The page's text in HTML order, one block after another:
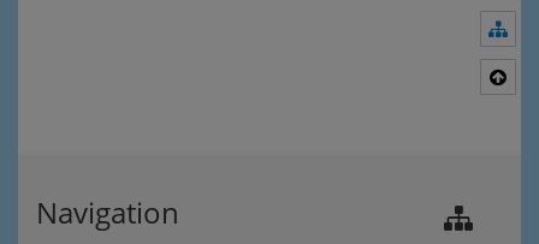
Navigation